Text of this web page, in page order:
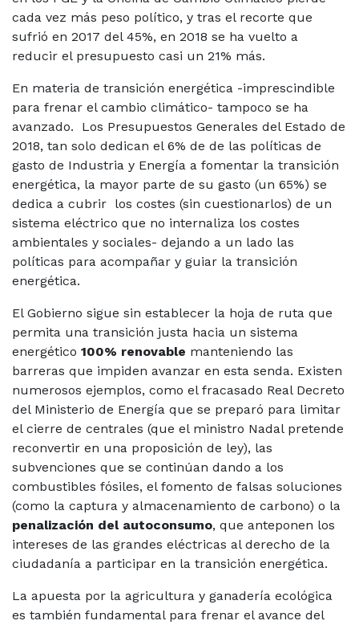
cada vez más peso político, y tras el recorte que
sufrió en 2017 del 45%, en 2018 se ha vuelto a
reducir el presupuesto casi un 21% más.
En materia de transición energética -imprescindible
para frenar el cambio climático- tampoco se ha
avanzado. Los Presupuestos Generales del Estado de
2018, tan solo dedican el 6% de de las políticas de
gasto de Industria y Energía a fomentar la transición
energética, la mayor parte de su gasto (un 65%) se
dedica a cubrir los costes (sin cuestionarlos) de un
sistema eléctrico que no internaliza los costes
ambientales y sociales- dejando a un lado las
políticas para acompañar y guiar la transición
energética.
El Gobierno sigue sin establecer la hoja de ruta que
permita una transición justa hacia un sistema
energético 100% renovable manteniendo las
barreras que impiden avanzar en esta senda. Existen
numerosos ejemplos, como el fracasado Real Decreto
del Ministerio de Energía que se preparó para limitar
el cierre de centrales (que el ministro Nadal pretende
reconvertir en una proposición de ley), las
subvenciones que se continúan dando a los
combustibles fósiles, el fomento de falsas soluciones
(como la captura y almacenamiento de carbono) o la
penalización del autoconsumo, que anteponen los
intereses de las grandes eléctricas al derecho de la
ciudadanía a participar en la transición energética.
La apuesta por la agricultura y ganadería ecológica
es también fundamental para frenar el avance del